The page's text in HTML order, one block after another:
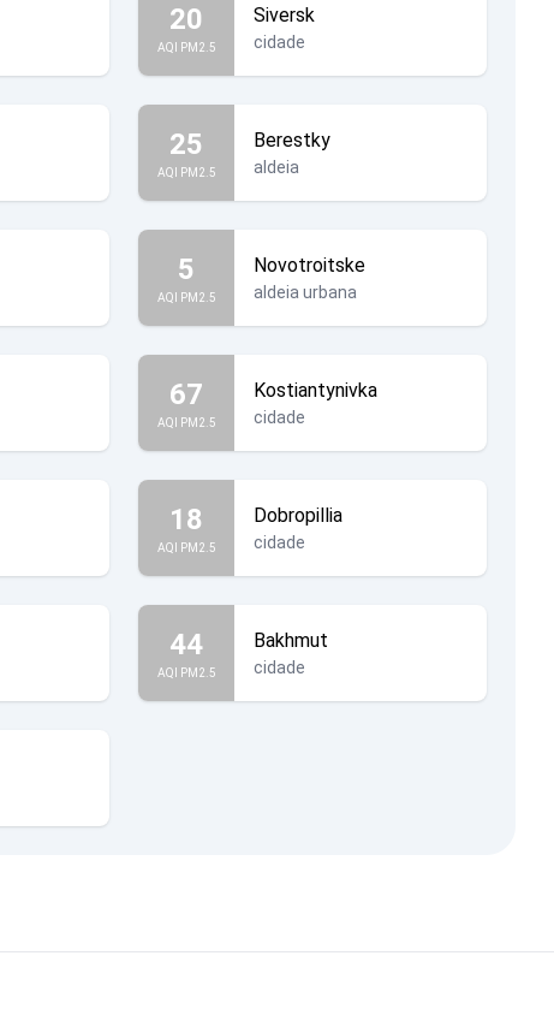
20
AQI PM2.5
Siversk
cidade
25
AQI PM2.5
Berestky
aldeia
5
AQI PM2.5
Novotroitske
aldeia urbana
67
AQI PM2.5
Kostiantynivka
cidade
18
AQI PM2.5
Dobropillia
cidade
44
AQI PM2.5
Bakhmut
cidade